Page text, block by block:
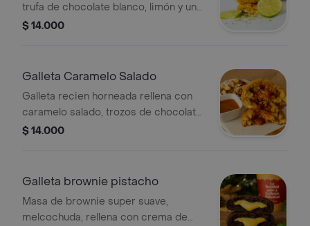
trufa de chocolate blanco, limón y un
toque de ralladura de limón.
$ 14.000
Galleta Caramelo Salado
Galleta recien horneada rellena con
caramelo salado, trozos de chocolate
blanco y nuez.
$ 14.000
Galleta brownie pistacho
Masa de brownie super suave,
melcochuda, rellena con crema de